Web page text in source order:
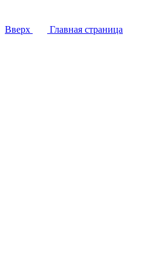
Вверх Главная страница